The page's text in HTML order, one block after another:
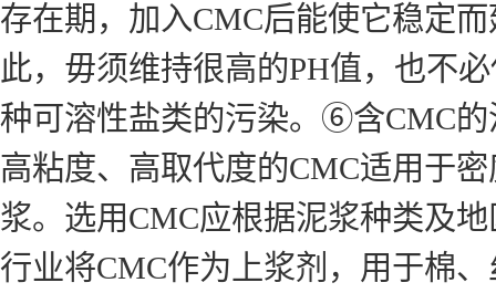
存在期，加入CMC后能使它稳定
此，毋须维持很高的PH值，也不
种可溶性盐类的污染。⑥含CMC
高粘度、高取代度的CMC适用于
浆。选用CMC应根据泥浆种类及
行业将CMC作为上浆剂，用于棉